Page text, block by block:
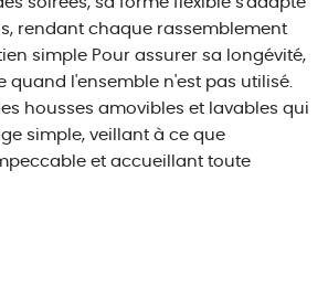
rendant chaque rassemblement
simple Pour assurer sa longévité,
quand l'ensemble n'est pas utilisé.
housses amovibles et lavables qui
simple, veillant à ce que
et accueillant toute